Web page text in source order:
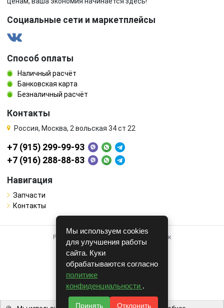
Социальные сети и маркетплейсы
Способ оплаты
Наличный расчёт
Банковская карта
Безналичный расчёт
Контакты
Россия, Москва, 2 вольская 34 ст 22
+7 (915) 299-99-93
+7 (916) 288-88-83
Навигация
Запчасти
Контакты
Работает на системе для авторазборок
CARRO.БИЗНЕС
Полная версия
© COPYRIGHT 2026 г.
v1.1.24
Мы используем cookies
для улучшения работы
сайта. Куки
обрабатываются согласно
политике
конфиденциальности .
Принять Отклонить